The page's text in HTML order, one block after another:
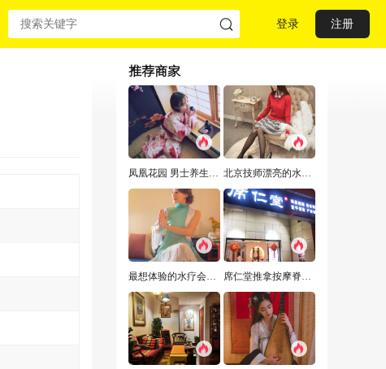
登录 注册
推荐商家
凤凰花园 男士养生Spa水疗会馆推荐，来这给您一次难忘的体验 北京技师漂亮的水疗养生会所，技师专业服务细心周到
最想体验的水疗会所,让我不能自拔! 席仁堂推拿按摩脊柱调理